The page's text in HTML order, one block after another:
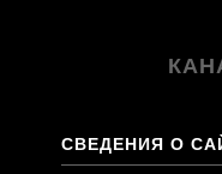
СВЕДЕНИЯ О